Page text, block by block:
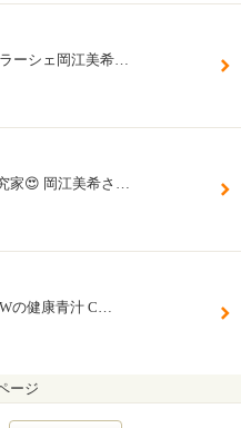
ーシェ岡江美希…
家😍 岡江美希さ…
の健康青汁 C…
ージ